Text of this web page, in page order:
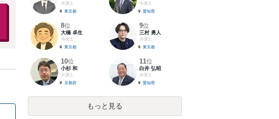
弁護士
東京都
弁護士
愛知県
8位
大橋 卓生
弁護士
東京都
9位
三村 勇人
弁護士
東京都
10位
小杉 和
弁護士
京都府
11位
白井 弘昭
弁護士
愛知県
もっと見る